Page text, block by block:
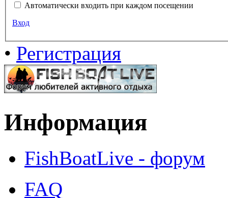
Автоматически входить при каждом посещении
Вход
• Регистрация
Информация
FishBoatLive - форум
FAQ